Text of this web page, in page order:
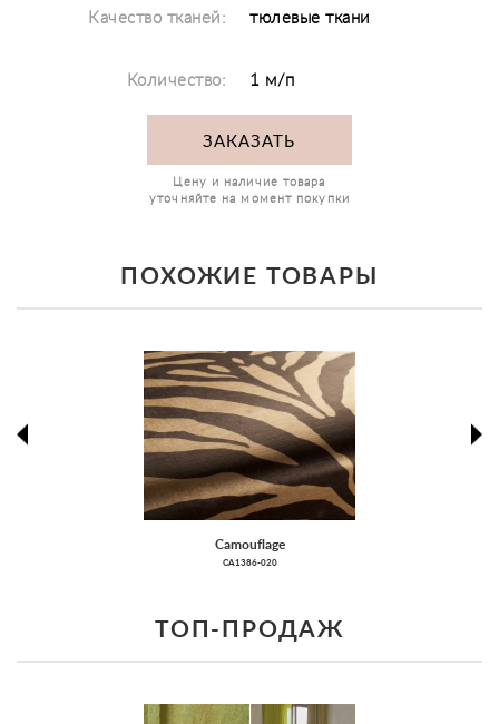
Качество тканей: тюлевые ткани
Количество: 1 м/п
ЗАКАЗАТЬ
Цену и наличие товара
уточняйте на момент покупки
ПОХОЖИЕ ТОВАРЫ
Camouflage
CA1386-020
ТОП-ПРОДАЖ